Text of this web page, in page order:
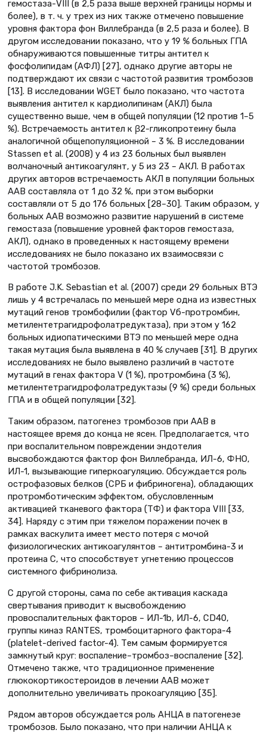
гемостаза-VIII (в 2,5 раза выше верхней границы нормы и
более), в т. ч. у трех из них также отмечено повышение
уровня фактора фон Виллебранда (в 2,5 раза и более). В
другом исследовании показано, что у 19 % больных ГПА
обнаруживаются повышенные титры антител к
фосфолипидам (АФЛ) [27], однако другие авторы не
подтверждают их связи с частотой развития тромбозов
[13]. В исследовании WGET было показано, что частота
выявления антител к кардиолипинам (АКЛ) была
существенно выше, чем в общей популяции (12 против 1–5
%). Встречаемость антител к β2-гликопротеину была
аналогичной общепопуляционной – 3 %. В исследовании
Stassen et al. (2008) у 4 из 23 больных был выявлен
волчаночный антикоагулянт, у 5 из 23 – АКЛ. В работах
других авторов встречаемость АКЛ в популяции больных
ААВ составляла от 1 до 32 %, при этом выборки
составляли от 5 до 176 больных [28–30]. Таким образом, у
больных ААВ возможно развитие нарушений в системе
гемостаза (повышение уровней факторов гемостаза,
АКЛ), однако в проведенных к настоящему времени
исследованиях не было показано их взаимосвязи с
частотой тромбозов.
В работе J.K. Sebastian et al. (2007) среди 29 больных ВТЭ
лишь у 4 встречалась по меньшей мере одна из известных
мутаций генов тромбофилии (фактор Vб-протромбин,
метилентетрагидрофолатредуктаза), при этом у 162
больных идиопатическими ВТЭ по меньшей мере одна
такая мутация была выявлена в 40 % случаев [31]. В других
исследованиях не было выявлено различий в частоте
мутаций в генах фактора V (1 %), протромбина (3 %),
метилентетрагидрофолатредуктазы (9 %) среди больных
ГПА и в общей популяции [32].
Таким образом, патогенез тромбозов при ААВ в
настоящее время до конца не ясен. Предполагается, что
при воспалительном повреждении эндотелия
высвобождаются фактор фон Виллебранда, ИЛ-6, ФНО,
ИЛ-1, вызывающие гиперкоагуляцию. Обсуждается роль
острофазовых белков (СРБ и фибриногена), обладающих
протромботическим эффектом, обусловленным
активацией тканевого фактора (ТФ) и фактора VIII [33,
34]. Наряду с этим при тяжелом поражении почек в
рамках васкулита имеет место потеря с мочой
физиологических антикоагулянтов – антитромбина-3 и
протеина С, что способствует угнетению процессов
системного фибринолиза.
С другой стороны, сама по себе активация каскада
свертывания приводит к высвобождению
провоспалительных факторов – ИЛ-1b, ИЛ-6, CD40,
группы киназ RANTES, тромбоцитарного фактора-4
(platelet-derived factor-4). Тем самым формируется
замкнутый круг: воспаление–тромбоз–воспаление [32].
Отмечено также, что традиционное применение
глюкокортикостероидов в лечении ААВ может
дополнительно увеличивать прокоагуляцию [35].
Рядом авторов обсуждается роль АНЦА в патогенезе
тромбозов. Было показано, что при наличии АНЦА к